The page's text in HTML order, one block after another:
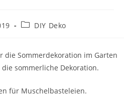
Beitrags-
DIY Deko
sommerliche Dekoration.
für Muschelbasteleien.